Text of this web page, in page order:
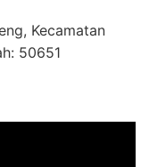
Kecamatan
50651